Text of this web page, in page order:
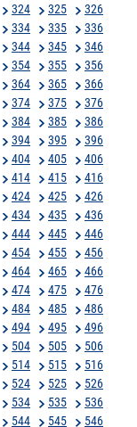
324 325
326
334 335
336
344 345
346
354 355
356
364 365
366
374 375
376
384 385
386
394 395
396
404 405
406
414 415
416
424 425
426
434 435
436
444 445
446
454 455
456
464 465
466
474 475
476
484 485
486
494 495
496
504 505
506
514 515
516
524 525
526
534 535
536
544 545 546